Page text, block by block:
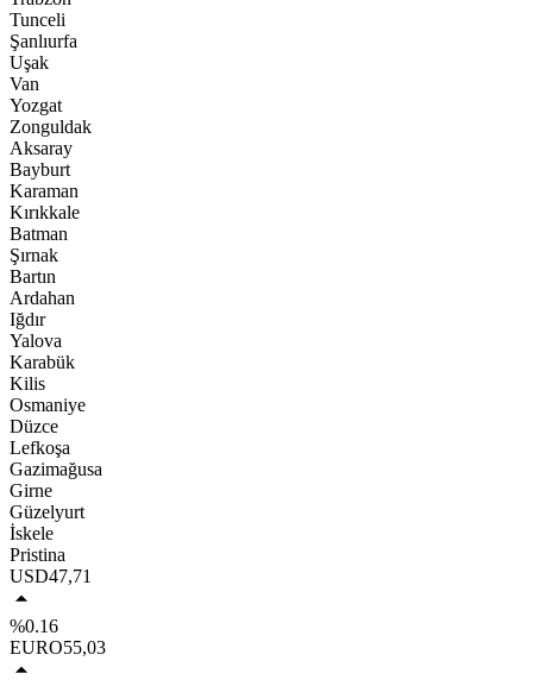
Tunceli
Şanlıurfa
Uşak
Van
Yozgat
Zonguldak
Aksaray
Bayburt
Karaman
Kırıkkale
Batman
Şırnak
Bartın
Ardahan
Iğdır
Yalova
Karabük
Kilis
Osmaniye
Düzce
Lefkoşa
Gazimağusa
Girne
Güzelyurt
İskele
Pristina
USD47,71
%0.16
EURO55,03